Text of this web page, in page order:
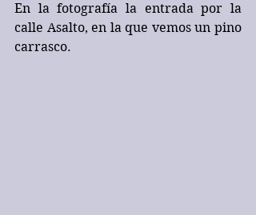
En la fotografía la entrada por la
calle Asalto, en la que vemos un pino
carrasco.